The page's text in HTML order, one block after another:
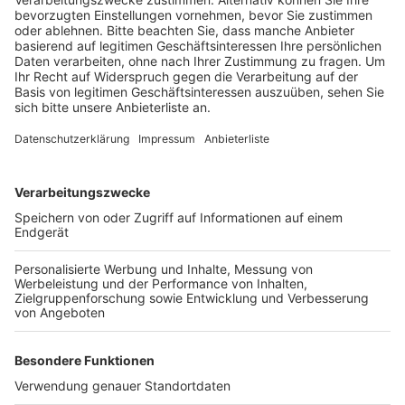
Anzeige
Am nächsten Morgen war der beschädigte Automat
dann entdeckt worden. An Geld und Zigaretten sind
in er letzten Nacht gegen 2 Uhr etwas an der Kreuzung
Dürer Straße/Brauweiler Straße beobachtet haben.
Ermittler des Kriminalkommissariats 22 nehmen alle
Hinweise zur Tat oder zur Identität des Täters unter
der Rufnummer 02233 52-0 oder per E-Mail an
poststelle.rhein-erft-kreis@polizei.nrw.deentgegen.